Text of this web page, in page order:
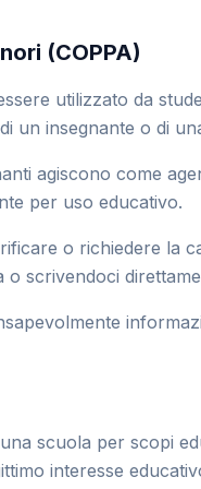
(COPPA)
utilizzato da
un insegnante o di
agiscono come
per uso educativo.
o richiedere la
scrivendoci
scuola per scopi
interesse